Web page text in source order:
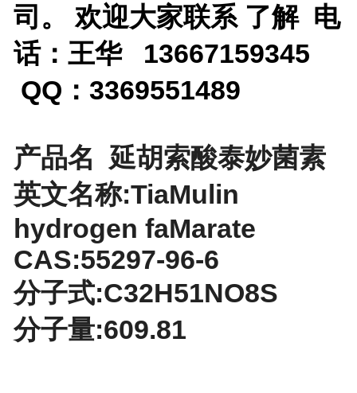
司。 欢迎大家联系 了解 电
话：王华 13667159345
QQ：3369551489
产品名 延胡索酸泰妙菌素
英文名称:TiaMulin
hydrogen faMarate
CAS:55297-96-6
分子式:C32H51NO8S
分子量:609.81